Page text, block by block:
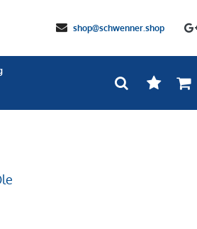
shop@schwenner.shop